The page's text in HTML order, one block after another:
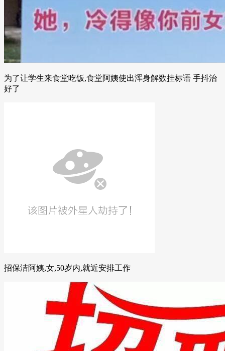
为了让学生来食堂吃饭,食堂阿姨使出浑身解数挂标语 手抖治
好了
招保洁阿姨,女,50岁内,就近安排工作